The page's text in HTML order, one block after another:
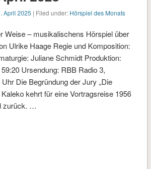
April 2025 | Filed under: Hörspiel des Monats
Weise – musikalischens Hörspiel über
Ulrike Haage Regie und Komposition:
Juliane Schmidt Produktion:
Ursendung: RBB Radio 3,
Die Begründung der Jury „Die
kehrt für eine Vortragsreise 1956
zurück. …